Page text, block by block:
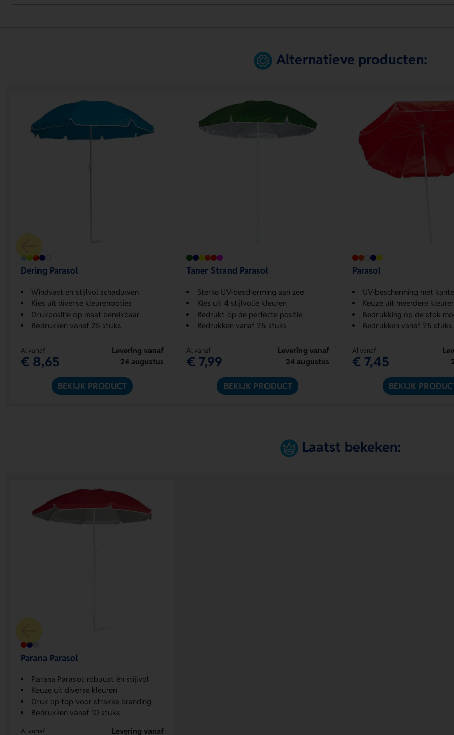
Alternatieve producten:
Dering Parasol
Windvast en stijlvol schaduwen
Kies uit diverse kleurenopties
Drukpositie op maat bereikbaar
Bedrukken vanaf 25 stuks
Al vanaf
€ 8,65
Levering vanaf
24 augustus
BEKIJK PRODUCT
Taner Strand Parasol
Sterke UV-bescherming aan zee
Kies uit 4 stijlvolle kleuren
Bedrukt op de perfecte positie
Bedrukken vanaf 25 stuks
Al vanaf
€ 7,99
Levering vanaf
24 augustus
BEKIJK PRODUCT
Parasol
UV-bescherming met
Keuze uit meerdere
Bedrukking op de stok
Bedrukken vanaf 25 stuks
Al vanaf
€ 7,45
BEKIJK
Laatst bekeken:
Parana Parasol
Parana Parasol: robuust én stijlvol
Keuze uit diverse kleuren
Druk op top voor strakke branding
Bedrukken vanaf 10 stuks
Al vanaf Levering vanaf